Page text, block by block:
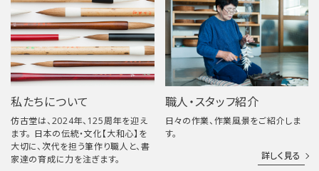
私たちについて
仿古堂は、2024年、125周年を迎え
ます。 日本の伝統・文化【大和心】を
大切に、次代を担う筆作り職人と、書
家達の育成に力を注ぎます。
職人・スタッフ紹介
日々の作業、作業風景をご紹介しま
す。
詳しく見る